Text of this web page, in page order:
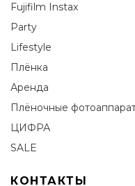
Fujifilm Instax
Party
Lifestyle
Плёнка
Аренда
Плёночные
ЦИФРА
SALE
КОНТАКТЫ